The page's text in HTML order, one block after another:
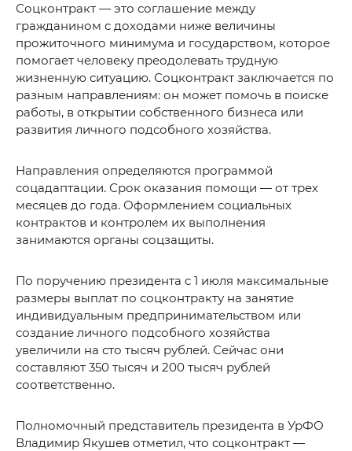
Соцконтракт — это соглашение между
гражданином с доходами ниже величины
прожиточного минимума и государством, которое
помогает человеку преодолевать трудную
жизненную ситуацию. Соцконтракт заключается по
разным направлениям: он может помочь в поиске
работы, в открытии собственного бизнеса или
развития личного подсобного хозяйства.
Направления определяются программой
соцадаптации. Срок оказания помощи — от трех
месяцев до года. Оформлением социальных
контрактов и контролем их выполнения
занимаются органы соцзащиты.
По поручению президента с 1 июля максимальные
размеры выплат по соцконтракту на занятие
индивидуальным предпринимательством или
создание личного подсобного хозяйства
увеличили на сто тысяч рублей. Сейчас они
составляют 350 тысяч и 200 тысяч рублей
соответственно.
Полномочный представитель президента в УрФО
Владимир Якушев отметил, что соцконтракт —